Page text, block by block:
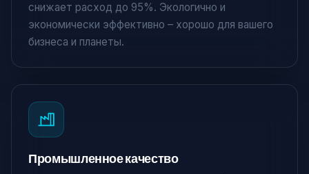
снижает расход до 95%. Экологично и
экономически эффективно – хорошо для вашего
бизнеса и планеты.
Промышленное качество